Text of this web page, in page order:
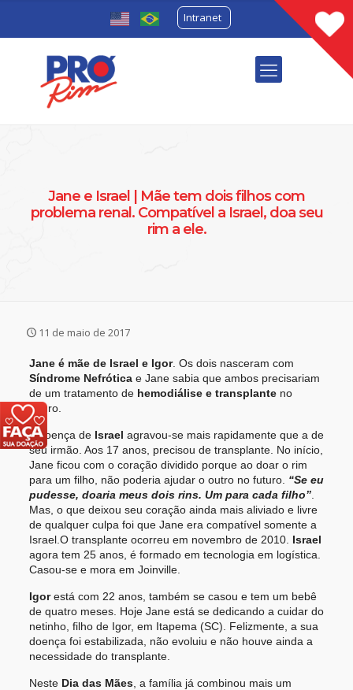
Intranet
Jane e Israel | Mãe tem dois filhos com
problema renal. Compatível a Israel, doa seu
rim a ele.
11 de maio de 2017
Jane é mãe de Israel e Igor. Os dois nasceram com
Síndrome Nefróticae Jane sabia que ambos precisariam
de um tratamento de hemodiálise e transplanteno
futuro.
A doença de Israel agravou-se mais rapidamente que a de
seu irmão. Aos 17 anos, precisou de transplante. No início,
Jane ficou com o coração dividido porque ao doar o rim
para um filho, não poderia ajudar o outro no futuro. “Se eu
pudesse, doaria meus dois rins. Um para cada filho”.
Mas, o que deixou seu coração ainda mais aliviado e livre
de qualquer culpa foi que Jane era compatível somente a
Israel. O transplante ocorreu em novembro de 2010. Israel
agora tem 25 anos, é formado em tecnologia em logística.
Casou-se e mora em Joinville.
Igorestá com 22 anos, também se casou e tem um bebê
de quatro meses. Hoje Jane está se dedicando a cuidar do
netinho, filho de Igor, em Itapema (SC). Felizmente, a sua
doença foi estabilizada, não evoluiu e não houve ainda a
necessidade do transplante.
Neste Dia das Mães, a família já combinou mais um